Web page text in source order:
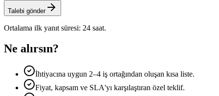
Talebi gönder
Ortalama ilk yanıt süresi: 24 saat.
Ne alırsın?
İhtiyacına uygun 2–4 iş ortağından oluşan kısa liste.
Fiyat, kapsam ve SLA'yı karşılaştıran özel teklif.